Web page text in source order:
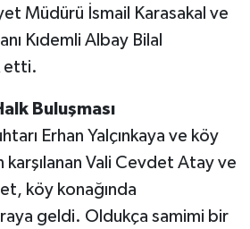
Müdürü İsmail Karasakal ve
Kıdemli Albay Bilal
etti.
Buluşması
Erhan Yalçınkaya ve köy
karşılanan Vali Cevdet Atay ve
köy konağında
geldi. Oldukça samimi bir